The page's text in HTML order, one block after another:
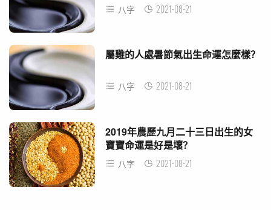
八字 2021-08-21
屬雞的人處暑節氣出生命運怎麼樣？
八字 2021-08-21
2019年農歷九月二十三日出生的女
寶寶命運是好是壞？
八字 2021-08-21